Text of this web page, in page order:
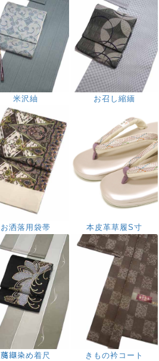
米沢紬 お召し縮緬
お洒落用袋帯 本皮革草履S寸
﨟纈染め着尺 きもの衿コート